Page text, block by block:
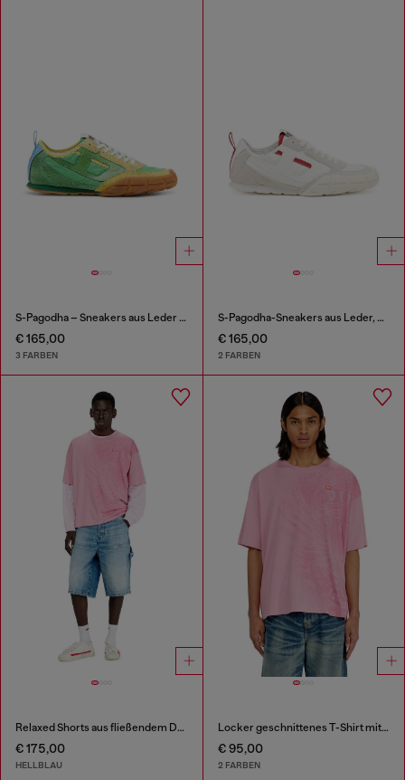
S-Pagodha – Sneakers aus Leder und Nylon
€ 165,00
3 FARBEN
S-Pagodha-Sneakers aus Leder, Wildleder und Ripstop
€ 165,00
2 FARBEN
Relaxed Shorts aus fließendem Denim mit Abrieb-Effekten
€ 175,00
HELLBLAU
Locker geschnittenes T-Shirt mit Pigmentdruck
€ 95,00
2 FARBEN